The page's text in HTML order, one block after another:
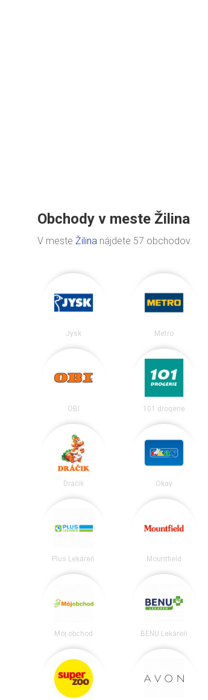
Obchody v meste Žilina
V meste Žilina nájdete 57 obchodov.
Jysk Metro
OBI 101 drogerie
Dráčik Okay
Plus Lekáreň Mountfield
Môj obchod BENU Lekáreň